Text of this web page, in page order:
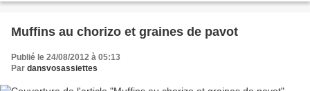
Muffins au chorizo et graines de pavot
Publié le 24/08/2012 à 05:13
Par dansvosassiettes